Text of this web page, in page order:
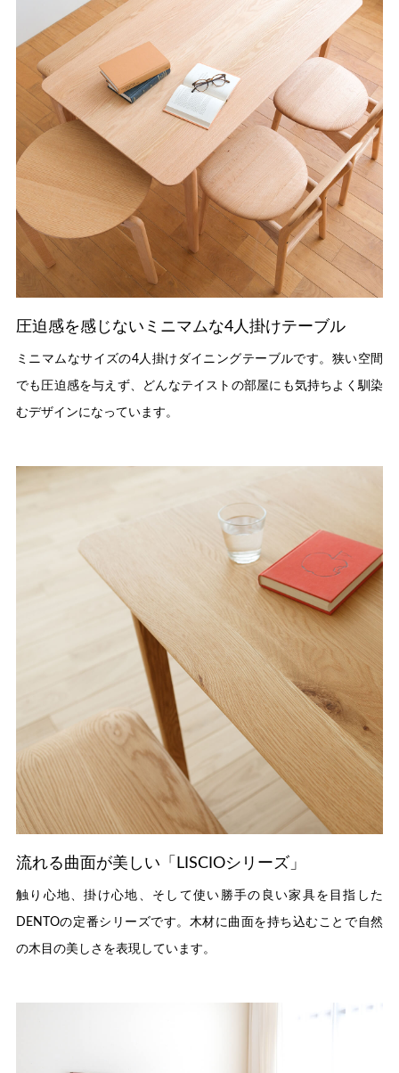
圧迫感を感じないミニマムな4人掛けテーブル
ミニマムなサイズの4人掛けダイニングテーブルです。狭い空間
でも圧迫感を与えず、どんなテイストの部屋にも気持ちよく馴染
むデザインになっています。
流れる曲面が美しい「LISCIOシリーズ」
触り心地、掛け心地、そして使い勝手の良い家具を目指した
DENTOの定番シリーズです。木材に曲面を持ち込むことで自然
の木目の美しさを表現しています。